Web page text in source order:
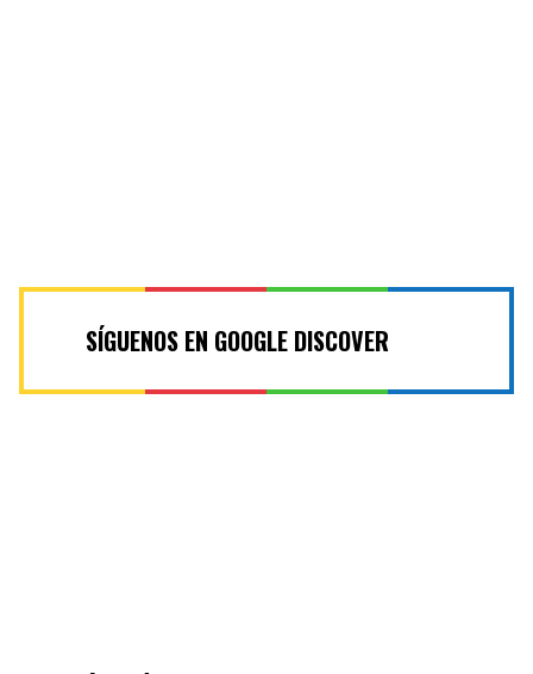
SÍGUENOS EN GOOGLE DISCOVER